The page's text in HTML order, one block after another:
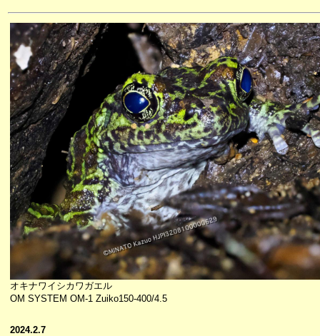
オキナワイシカワガエル
OM SYSTEM OM-1 Zuiko150-400/4.5
2024.2.7